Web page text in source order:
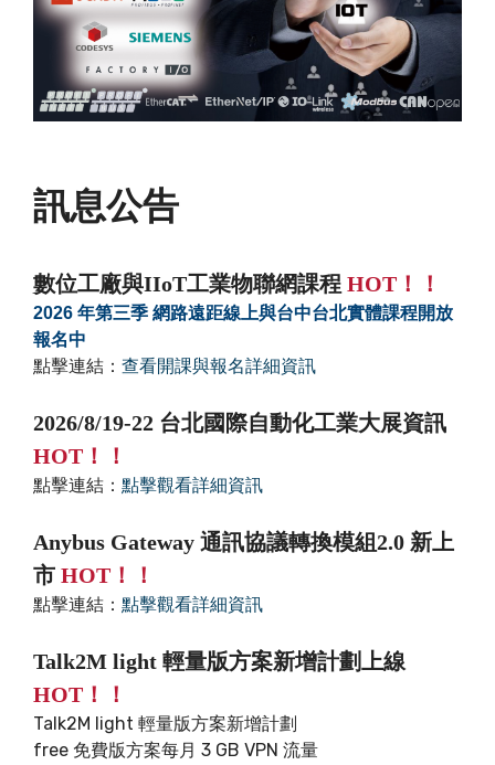
訊息公告
數位工廠與IIoT工業物聯網課程 HOT！！
2026 年第三季 網路遠距線上與台中台北實體課程開放
報名中
點擊連結： 查看開課與報名詳細資訊
2026/8/19-22 台北國際自動化工業大展資訊
HOT！！
點擊連結： 點擊觀看詳細資訊
Anybus Gateway 通訊協議轉換模組2.0 新上
市 HOT！！
點擊連結： 點擊觀看詳細資訊
Talk2M light 輕量版方案新增計劃上線
HOT！！
Talk2M light 輕量版方案新增計劃
free 免費版方案每月 3 GB VPN 流量